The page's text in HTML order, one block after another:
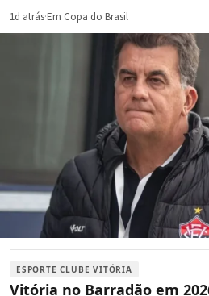
1d atrás·Em Copa do Brasil
ESPORTE CLUBE VITÓRIA
Vitória no Barradão em